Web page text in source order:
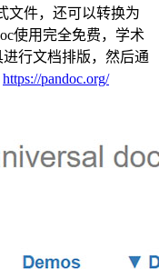
文件，还可以转换为
使用完全免费，学术
行文档排版，然后通
https://pandoc.org/